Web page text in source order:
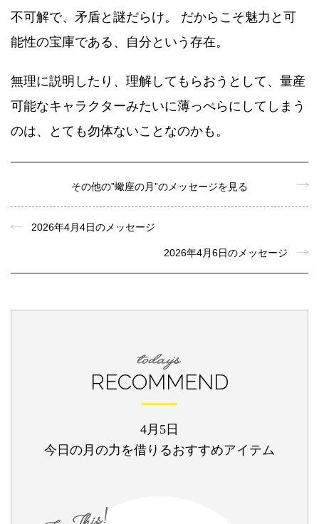
不可解で、矛盾と謎だらけ。 だからこそ魅力と可
能性の宝庫である、自分という存在。
無理に説明したり、理解してもらおうとして、量産
可能なキャラクターみたいに薄っぺらにしてしまう
のは、とても勿体ないことなのかも。
その他の”蠍座の月”のメッセージを見る
2026年4月4日のメッセージ
2026年4月6日のメッセージ
RECOMMEND
4月5日
今日の月の力を借りるおすすめアイテム